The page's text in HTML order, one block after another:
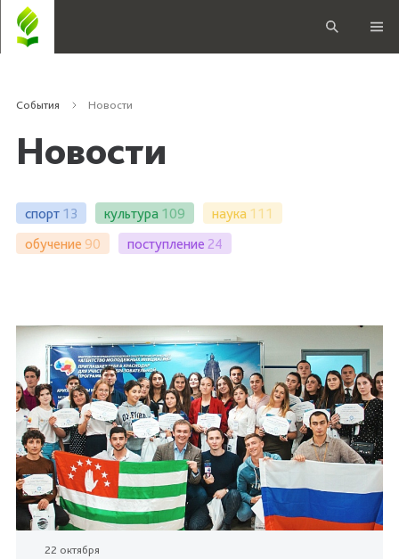
События Новости
Новости
спорт 13 культура 109 наука 111
обучение 90 поступление 24
22 октября